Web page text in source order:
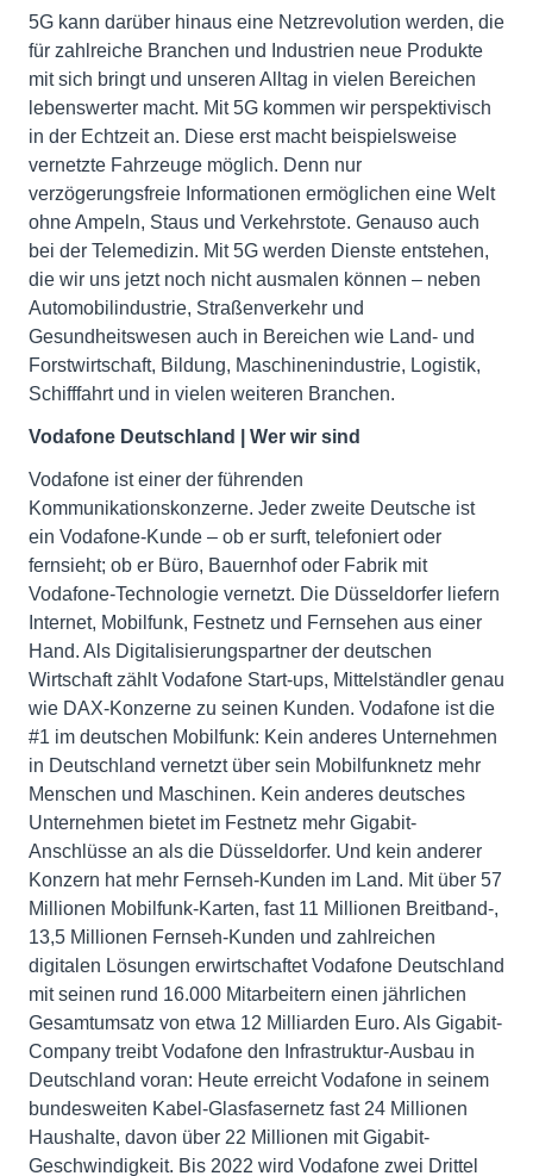
5G kann darüber hinaus eine Netzrevolution werden, die
für zahlreiche Branchen und Industrien neue Produkte
mit sich bringt und unseren Alltag in vielen Bereichen
lebenswerter macht. Mit 5G kommen wir perspektivisch
in der Echtzeit an. Diese erst macht beispielsweise
vernetzte Fahrzeuge möglich. Denn nur
verzögerungsfreie Informationen ermöglichen eine Welt
ohne Ampeln, Staus und Verkehrstote. Genauso auch
bei der Telemedizin. Mit 5G werden Dienste entstehen,
die wir uns jetzt noch nicht ausmalen können – neben
Automobilindustrie, Straßenverkehr und
Gesundheitswesen auch in Bereichen wie Land- und
Forstwirtschaft, Bildung, Maschinenindustrie, Logistik,
Schifffahrt und in vielen weiteren Branchen.
Vodafone Deutschland | Wer wir sind
Vodafone ist einer der führenden
Kommunikationskonzerne. Jeder zweite Deutsche ist
ein Vodafone-Kunde – ob er surft, telefoniert oder
fernsieht; ob er Büro, Bauernhof oder Fabrik mit
Vodafone-Technologie vernetzt. Die Düsseldorfer liefern
Internet, Mobilfunk, Festnetz und Fernsehen aus einer
Hand. Als Digitalisierungspartner der deutschen
Wirtschaft zählt Vodafone Start-ups, Mittelständler genau
wie DAX-Konzerne zu seinen Kunden. Vodafone ist die
#1 im deutschen Mobilfunk: Kein anderes Unternehmen
in Deutschland vernetzt über sein Mobilfunknetz mehr
Menschen und Maschinen. Kein anderes deutsches
Unternehmen bietet im Festnetz mehr Gigabit-
Anschlüsse an als die Düsseldorfer. Und kein anderer
Konzern hat mehr Fernseh-Kunden im Land. Mit über 57
Millionen Mobilfunk-Karten, fast 11 Millionen Breitband-,
13,5 Millionen Fernseh-Kunden und zahlreichen
digitalen Lösungen erwirtschaftet Vodafone Deutschland
mit seinen rund 16.000 Mitarbeitern einen jährlichen
Gesamtumsatz von etwa 12 Milliarden Euro. Als Gigabit-
Company treibt Vodafone den Infrastruktur-Ausbau in
Deutschland voran: Heute erreicht Vodafone in seinem
bundesweiten Kabel-Glasfasernetz fast 24 Millionen
Haushalte, davon über 22 Millionen mit Gigabit-
Geschwindigkeit. Bis 2022 wird Vodafone zwei Drittel